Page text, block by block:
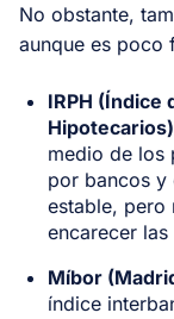
No obstante,
aunque es poco
IRPH (Índice
Hipotecarios)
medio de los
por bancos y
estable, pero
encarecer
Míbor
índice